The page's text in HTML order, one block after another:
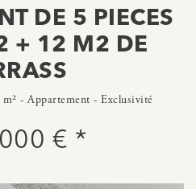
DE 5 PIECES
+ 12 M2 DE
- Appartement - Exclusivité
€ *